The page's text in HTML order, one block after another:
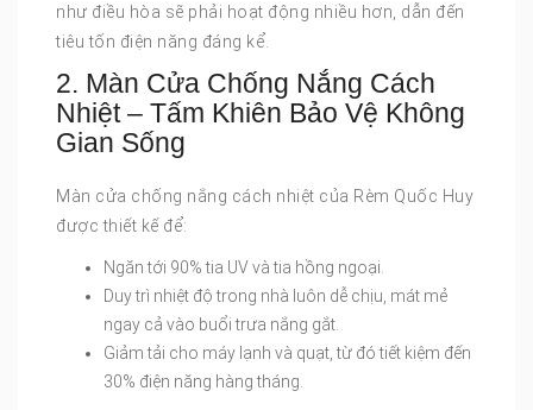
như điều hòa sẽ phải hoạt động nhiều hơn, dẫn đến
tiêu tốn điện năng đáng kể.
2. Màn Cửa Chống Nắng Cách
Nhiệt – Tấm Khiên Bảo Vệ Không
Gian Sống
Màn cửa chống nắng cách nhiệt của Rèm Quốc Huy
được thiết kế để:
Ngăn tới 90% tia UV và tia hồng ngoại.
Duy trì nhiệt độ trong nhà luôn dễ chịu, mát mẻ
ngay cả vào buổi trưa nắng gắt.
Giảm tải cho máy lạnh và quạt, từ đó tiết kiệm đến
30% điện năng hàng tháng.